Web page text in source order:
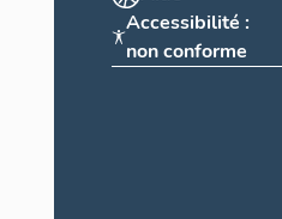
Accessibilité :
non conforme